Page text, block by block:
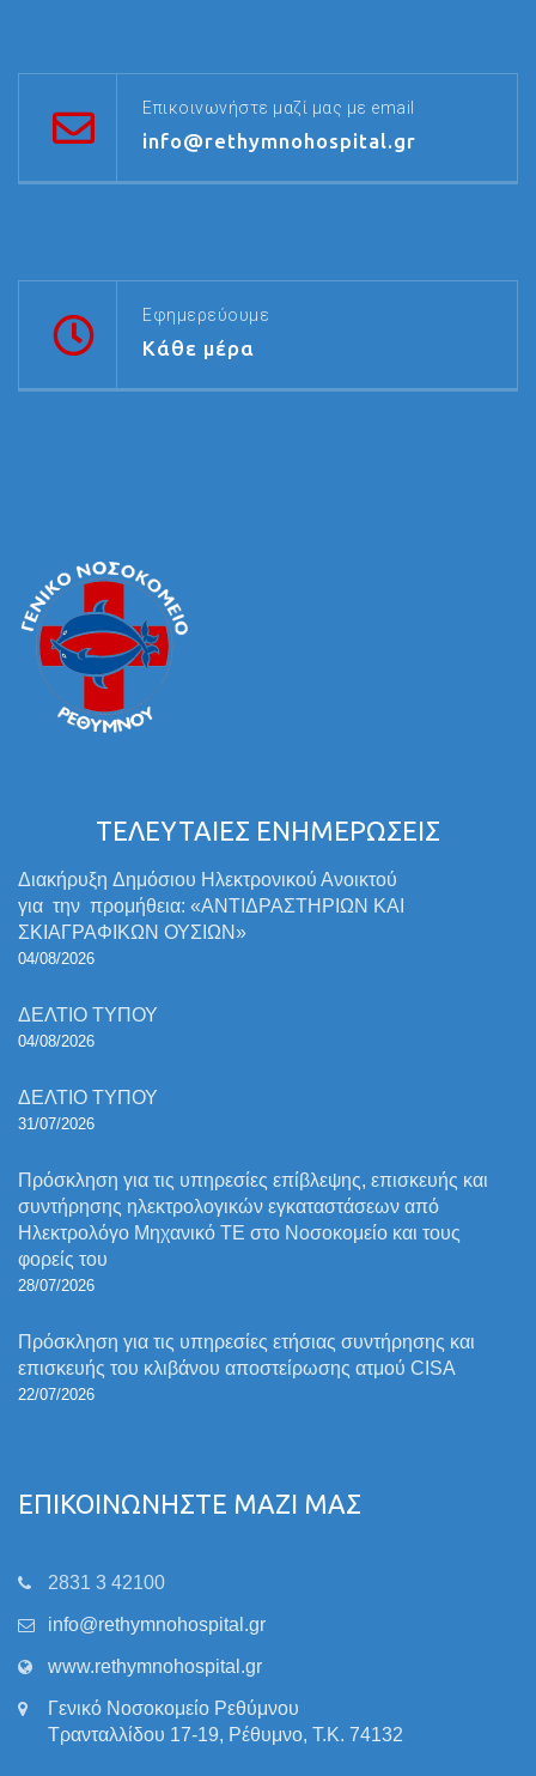
Επικοινωνήστε μαζί μας με email
info@rethymnohospital.gr
Εφημερεύουμε
Κάθε μέρα
ΤΕΛΕΥΤΑΙΕΣ ΕΝΗΜΕΡΩΣΕΙΣ
Διακήρυξη Δημόσιου Ηλεκτρονικού Ανοικτού
για την προμήθεια: «ΑΝΤΙΔΡΑΣΤΗΡΙΩΝ ΚΑΙ
ΣΚΙΑΓΡΑΦΙΚΩΝ ΟΥΣΙΩΝ»
04/08/2026
ΔΕΛΤΙΟ ΤΥΠΟΥ
04/08/2026
ΔΕΛΤΙΟ ΤΥΠΟΥ
31/07/2026
Πρόσκληση για τις υπηρεσίες επίβλεψης, επισκευής και
συντήρησης ηλεκτρολογικών εγκαταστάσεων από
Ηλεκτρολόγο Μηχανικό ΤΕ στο Νοσοκομείο και τους
φορείς του
28/07/2026
Πρόσκληση για τις υπηρεσίες ετήσιας συντήρησης και
επισκευής του κλιβάνου αποστείρωσης ατμού CISA
22/07/2026
ΕΠΙΚΟΙΝΩΝΗΣΤΕ ΜΑΖΙ ΜΑΣ
2831 3 42100
info@rethymnohospital.gr
www.rethymnohospital.gr
Γενικό Νοσοκομείο Ρεθύμνου
Τρανταλλίδου 17-19, Ρέθυμνο, Τ.Κ. 74132